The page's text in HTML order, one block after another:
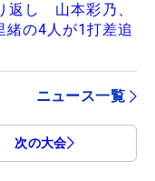
返し 山本彩乃、
緒の4人が1打差追
ニュース一覧
次の大会